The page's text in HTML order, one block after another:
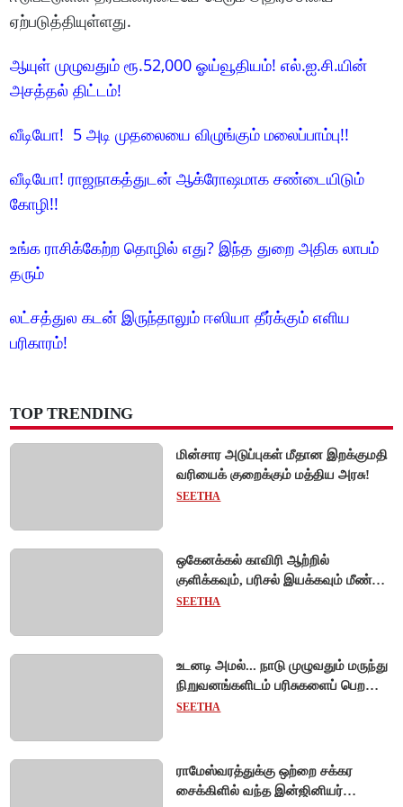
ஏற்படுத்தியுள்ளது.
ஆயுள் முழுவதும் ரூ.52,000 ஓய்வூதியம்! எல்.ஐ.சி.யின்
அசத்தல் திட்டம்!
வீடியோ! 5 அடி முதலையை விழுங்கும் மலைப்பாம்பு!!
வீடியோ! ராஜநாகத்துடன் ஆக்ரோஷமாக சண்டையிடும்
கோழி!!
உங்க ராசிக்கேற்ற தொழில் எது? இந்த துறை அதிக லாபம்
தரும்
லட்சத்துல கடன் இருந்தாலும் ஈஸியா தீர்க்கும் எளிய
பரிகாரம்!
TOP TRENDING
மின்சார அடுப்புகள் மீதான இறக்குமதி
வரியைக் குறைக்கும் மத்திய அரசு!
SEETHA
ஒகேனக்கல் காவிரி ஆற்றில்
குளிக்கவும், பரிசல் இயக்கவும் மீண்டும்
அனுமதி - சுற்றுலாப் பயணிகள்
SEETHA
உடனடி அமல்... நாடு முழுவதும் மருந்து
நிறுவனங்களிடம் பரிசுகளைப் பெற
டாக்டர்களுக்குத் தடை!
SEETHA
ராமேஸ்வரத்துக்கு ஒற்றை சக்கர
சைக்கிளில் வந்த இன்ஜினியர்